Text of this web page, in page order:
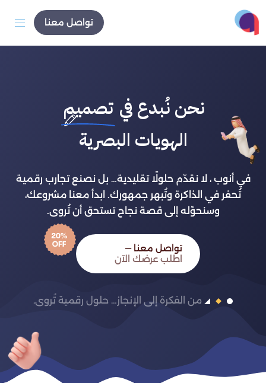
تواصل معنا
نحن نُبدع في تصميم
الهويات البصرية
في أنوب ، لا نقدّم حلولًا تقليدية… بل نصنع تجارب رقمية
تُحفر في الذاكرة وتُبهر جمهورك. ابدأ معنا مشروعك،
وسنحوّله إلى قصة نجاح تستحق أن تُروى.
تواصل معنا —
اطلب عرضك الآن
من الفكرة إلى الإنجاز… حلول رقمية تُروى.